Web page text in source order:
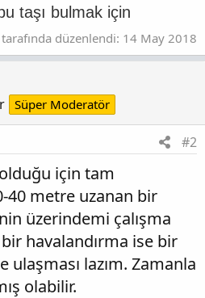
taşı bulmak için​
düzenlendi: 14 May 2018
Süper Moderatör
#2
için tam
40 metre uzanan bir
üzerindemi çalışma
bir havalandırma ise bir
ulaşması lazım. Zamanla
olabilir.